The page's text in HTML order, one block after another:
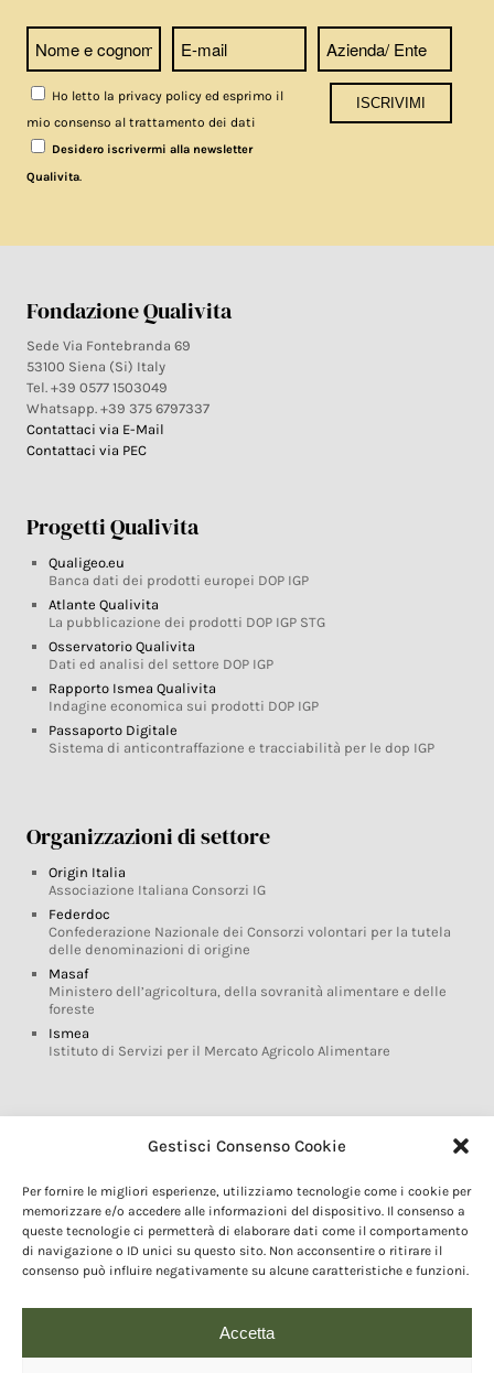
Gestisci Consenso Cookie
Per fornire le migliori esperienze, utilizziamo tecnologie come i cookie per
memorizzare e/o accedere alle informazioni del dispositivo. Il consenso a
queste tecnologie ci permetterà di elaborare dati come il comportamento
di navigazione o ID unici su questo sito. Non acconsentire o ritirare il
consenso può influire negativamente su alcune caratteristiche e funzioni.
Accetta
Ho letto la privacy policy ed esprimo il
mio consenso al trattamento dei dati
Desidero iscrivermi alla newsletter
Qualivita
Fondazione Qualivita
Sede Via Fontebranda 69
53100 Siena (Si) Italy
Tel. +39 0577 1503049
Whatsapp. +39 375 6797337
Contattaci via E-Mail
Contattaci via PEC
Progetti Qualivita
Qualigeo.eu
Banca dati dei prodotti europei DOP IGP
Atlante Qualivita
La pubblicazione dei prodotti DOP IGP STG
Osservatorio Qualivita
Dati ed analisi del settore DOP IGP
Rapporto Ismea Qualivita
Indagine economica sui prodotti DOP IGP
Passaporto Digitale
Sistema di anticontraffazione e tracciabilità per le dop IGP
Organizzazioni di settore
Origin Italia
Associazione Italiana Consorzi IG
Federdoc
Confederazione Nazionale dei Consorzi volontari per la tutela
delle denominazioni di origine
Masaf
Ministero dell’agricoltura, della sovranità alimentare e delle
foreste
Ismea
Istituto di Servizi per il Mercato Agricolo Alimentare
Glossario DOP IGP
Marchi DOP IGP
Normativa prodotti DOP IGP
Consorzi di Tutela
Farm To Fork e prodotti DOP IGP